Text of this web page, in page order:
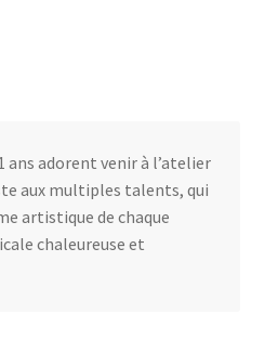
ans adorent venir à l’atelier
aux multiples talents, qui
artistique de chaque
chaleureuse et